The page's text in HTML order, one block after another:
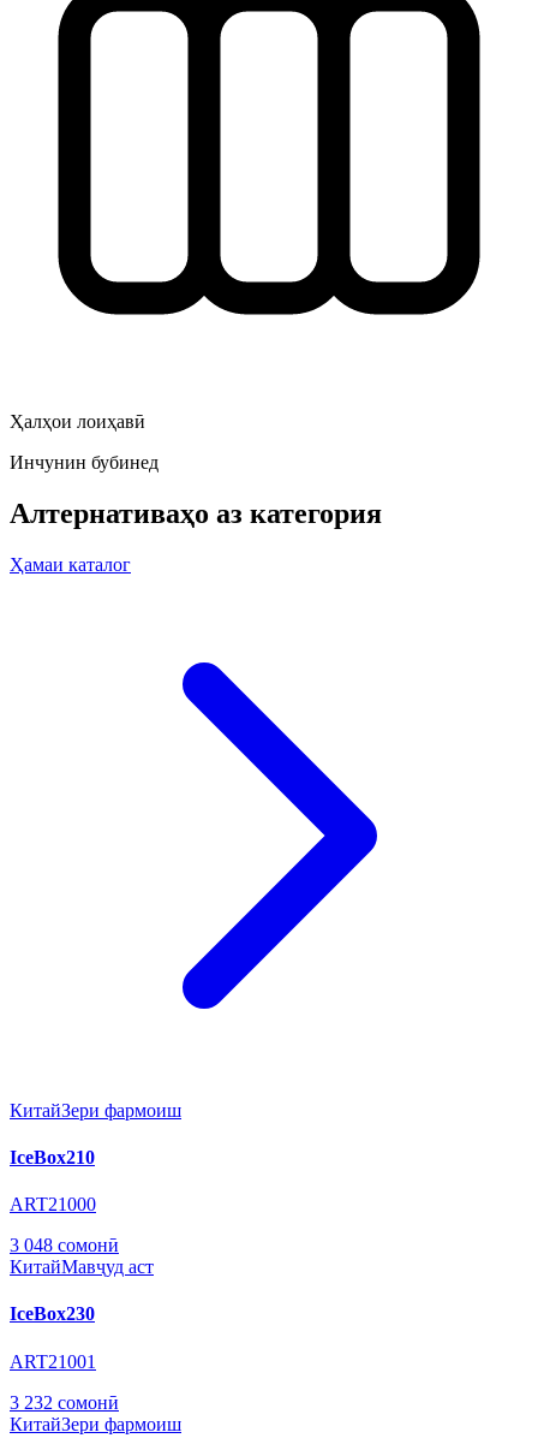
Ҳалҳои лоиҳавӣ
Инчунин бубинед
Алтернативаҳо аз категория
Ҳамаи каталог
КитайЗери фармоиш
IceBox210
ART21000
3 048 сомонӣ
КитайМавҷуд аст
IceBox230
ART21001
3 232 сомонӣ
КитайЗери фармоиш